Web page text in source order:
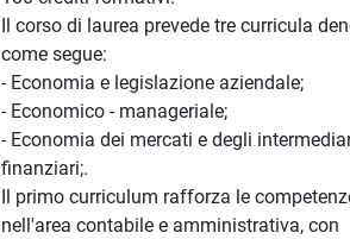
Il corso di laurea prevede tre curricula
come segue:
- Economia e legislazione aziendale;
- Economico - manageriale;
- Economia dei mercati e degli
finanziari;.
Il primo curriculum rafforza le
nell'area contabile e amministrativa, con